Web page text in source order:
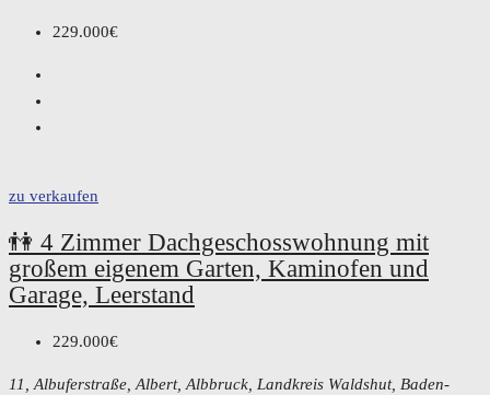
229.000€
zu verkaufen
👫 4 Zimmer Dachgeschosswohnung mit
großem eigenem Garten, Kaminofen und
Garage, Leerstand
229.000€
11, Albuferstraße, Albert, Albbruck, Landkreis Waldshut, Baden-